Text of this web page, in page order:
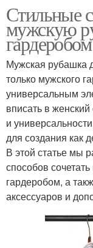
Стильные
мужскую
гардеробом
Мужская рубашка
только мужского
универсальным
вписать в
и
для создания как
В этой статье мы
способов
гардеробом, а
аксессуаров и